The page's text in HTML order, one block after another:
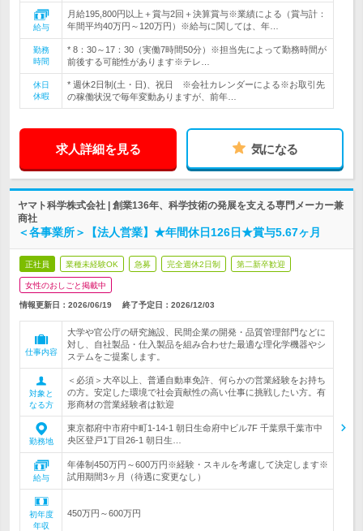
給与
月給195,800円以上＋賞与2回＋決算賞与※業績による（賞与計：
年間平均40万円～120万円）※給与に関しては、年…
勤務
時間
* 8：30～17：30（実働7時間50分）※担当先によって勤務時間が
前後する可能性があります※テレ…
休日
休暇
* 週休2日制(土・日)、祝日 ※会社カレンダーによる※お取引先
の稼働状況で毎年変動ありますが、前年…
求人詳細を見る 気になる
ヤマト科学株式会社 | 創業136年、科学技術の発展を支える専門メーカー兼
商社
＜各事業所＞【法人営業】★年間休日126日★賞与5.67ヶ月
正社員 業種未経験OK 急募 完全週休2日制 第二新卒歓迎
女性のおしごと掲載中
情報更新日：2026/06/19 終了予定日： 2026/12/03
仕事内容
大学や官公庁の研究施設、民間企業の開発・品質管理部門などに
対し、自社製品・仕入製品を組み合わせた最適な理化学機器やシ
ステムをご提案します。
対象と
なる方
＜必須＞大卒以上、普通自動車免許、何らかの営業経験をお持ち
の方。安定した環境で社会貢献性の高い仕事に挑戦したい方。有
形商材の営業経験者は歓迎
勤務地
東京都府中市府中町1-14-1 朝日生命府中ビル7F 千葉県千葉市中
央区登戸1丁目26-1 朝日生…
給与
年俸制450万円～600万円※経験・スキルを考慮して決定します※
試用期間3ヶ月（待遇に変更なし）
初年度
年収
450万円～600万円